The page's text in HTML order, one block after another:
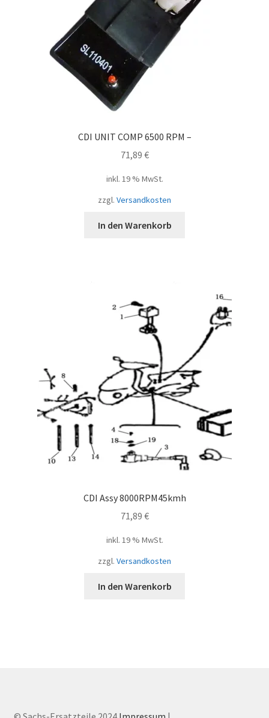
CDI UNIT COMP 6500 RPM –
71,89 €
inkl. 19 % MwSt.
zzgl. Versandkosten
In den Warenkorb
CDI Assy 8000RPM45kmh
71,89 €
inkl. 19 % MwSt.
zzgl. Versandkosten
In den Warenkorb